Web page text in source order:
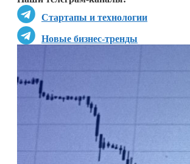
Стартапы и технологии
Новые бизнес-тренды